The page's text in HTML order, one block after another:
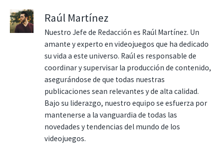
Raúl Martínez
Nuestro Jefe de Redacción es Raúl Martínez. Un
amante y experto en videojuegos que ha dedicado
su vida a este universo. Raúl es responsable de
coordinar y supervisar la producción de contenido,
asegurándose de que todas nuestras
publicaciones sean relevantes y de alta calidad.
Bajo su liderazgo, nuestro equipo se esfuerza por
mantenerse a la vanguardia de todas las
novedades y tendencias del mundo de los
videojuegos.